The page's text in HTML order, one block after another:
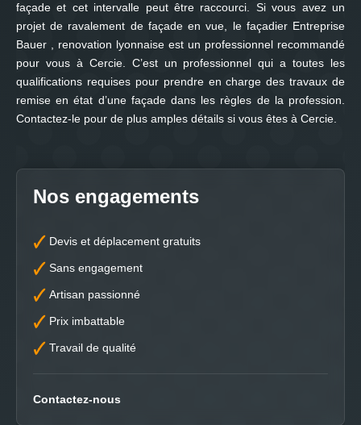
façade et cet intervalle peut être raccourci. Si vous avez un
projet de ravalement de façade en vue, le façadier Entreprise
Bauer , renovation lyonnaise est un professionnel recommandé
pour vous à Cercie. C’est un professionnel qui a toutes les
qualifications requises pour prendre en charge des travaux de
remise en état d’une façade dans les règles de la profession.
Contactez-le pour de plus amples détails si vous êtes à Cercie.
Nos engagements
Devis et déplacement gratuits
Sans engagement
Artisan passionné
Prix imbattable
Travail de qualité
Contactez-nous